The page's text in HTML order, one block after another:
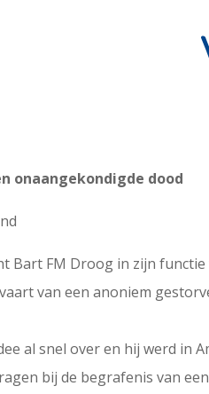
onaangekondigde dood
Bart FM Droog in zijn
van een anoniem
al snel over en hij werd in
bij de begrafenis van